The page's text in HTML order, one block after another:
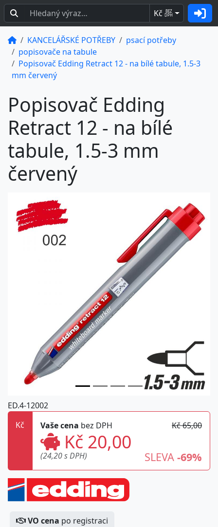
Kč BEZ
DPH
KANCELÁŘSKÉ POTŘEBY
psací potřeby
popisovače na tabule
Popisovač Edding Retract 12 - na bílé tabule, 1.5-3
mm červený
Popisovač Edding
Retract 12 - na bílé
tabule, 1.5-3 mm
červený
ED.4-12002
Kč
Vaše cena bez DPH Kč 65,00
Kč 20,00
(24,20 s DPH) SLEVA -69%
VO cena po registraci